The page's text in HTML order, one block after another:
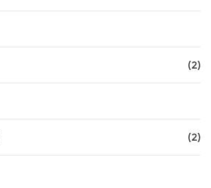
(2)
(2)